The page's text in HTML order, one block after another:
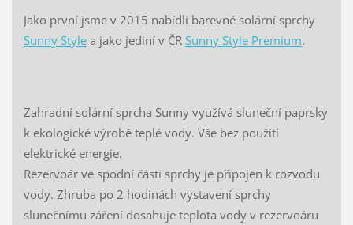
Jako první jsme v 2015 nabídli barevné solární sprchy
Sunny Stylea jako jediní v ČR Sunny Style Premium.
Zahradní solární sprcha Sunny využívá sluneční paprsky
k ekologické výrobě teplé vody. Vše bez použití
elektrické energie.
Rezervoár ve spodní části sprchy je připojen k rozvodu
vody. Zhruba po 2 hodinách vystavení sprchy
slunečnímu záření dosahuje teplota vody v rezervoáru